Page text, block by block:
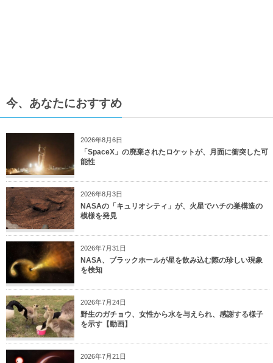
今、あなたにおすすめ
2026年8月6日
「SpaceX」の廃棄されたロケットが、月面に衝突した可
能性
2026年8月3日
NASAの「キュリオシティ」が、火星でハチの巣構造の
模様を発見
2026年7月31日
NASA、ブラックホールが星を飲み込む際の珍しい現象
を検知
2026年7月24日
野生のガチョウ、女性から水を与えられ、感謝する様子
を示す【動画】
2026年7月21日